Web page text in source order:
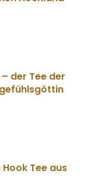
– der Tee der
Tee aus